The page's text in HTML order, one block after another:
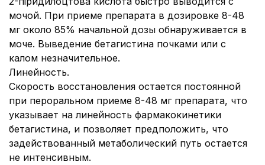
мочой. При приеме препарата в дозировке 8-48
мг около 85% начальной дозы обнаруживается в
моче. Выведение бетагистина почками или с
калом незначительное.
Линейность.
Скорость восстановления остается постоянной
при пероральном приеме 8-48 мг препарата, что
указывает на линейность фармакокинетики
бетагистина, и позволяет предположить, что
задействованный метаболический путь остается
не интенсивным.